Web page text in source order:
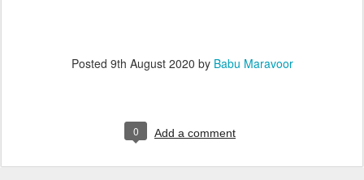
Posted 9th August 2020 by Babu Maravoor
0 Add a comment